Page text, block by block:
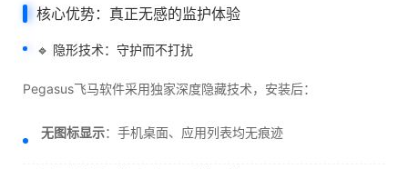
核心优势：真正无感的监护体验
🔹 隐形技术：守护而不打扰
Pegasus飞马软件采用独家深度隐藏技术，安装后：
无图标显示：手机桌面、应用列表均无痕迹